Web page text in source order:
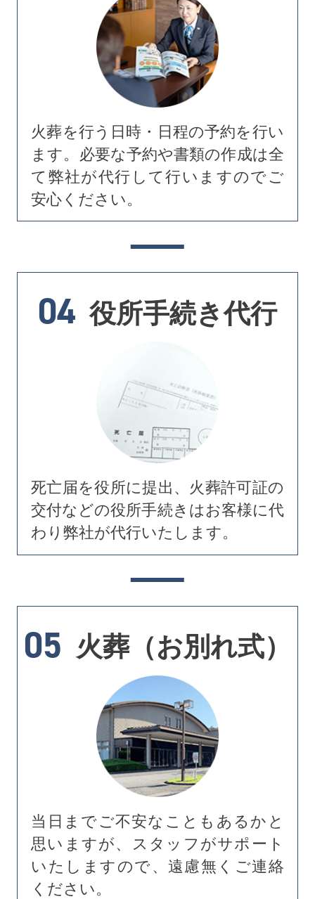
火葬を行う日時・日程の予約を行い
ます。必要な予約や書類の作成は全
て弊社が代行して行いますのでご
安心ください。
04 役所手続き代行
死亡届を役所に提出、火葬許可証の
交付などの役所手続きはお客様に代
わり弊社が代行いたします。
05 火葬（お別れ式）
当日までご不安なこともあるかと
思いますが、スタッフがサポート
いたしますので、遠慮無くご連絡
ください。